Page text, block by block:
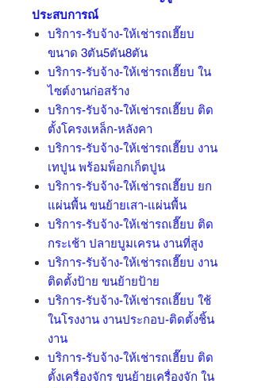
ประสบการณ์
บริการ-รับจ้าง-ให้เช่ารถเฮี๊ยบ
ขนาด 3ตัน5ตัน8ตัน
บริการ-รับจ้าง-ให้เช่ารถเฮี๊ยบ ใน
ไซต์งานก่อสร้าง
บริการ-รับจ้าง-ให้เช่ารถเฮี๊ยบ ติด
ตั้งโครงเหล็ก-หลังคา
บริการ-รับจ้าง-ให้เช่ารถเฮี๊ยบ งาน
เทปูน พร้อมพ็อกเก็ตปูน
บริการ-รับจ้าง-ให้เช่ารถเฮี๊ยบ ยก
แผ่นพื้น ขนย้ายเสา-แผ่นพื้น
บริการ-รับจ้าง-ให้เช่ารถเฮี๊ยบ ติด
กระเช้า ปลายบูมเครน งานที่สูง
บริการ-รับจ้าง-ให้เช่ารถเฮี๊ยบ งาน
ติดตั้งป้าย ขนย้ายป้าย
บริการ-รับจ้าง-ให้เช่ารถเฮี๊ยบ ใช้
ในโรงงาน งานประกอบ-ติดตั้งชิ้น
งาน
บริการ-รับจ้าง-ให้เช่ารถเฮี๊ยบ ติด
ตั้งเครื่องจักร ขนย้ายเครื่องจัก ใน